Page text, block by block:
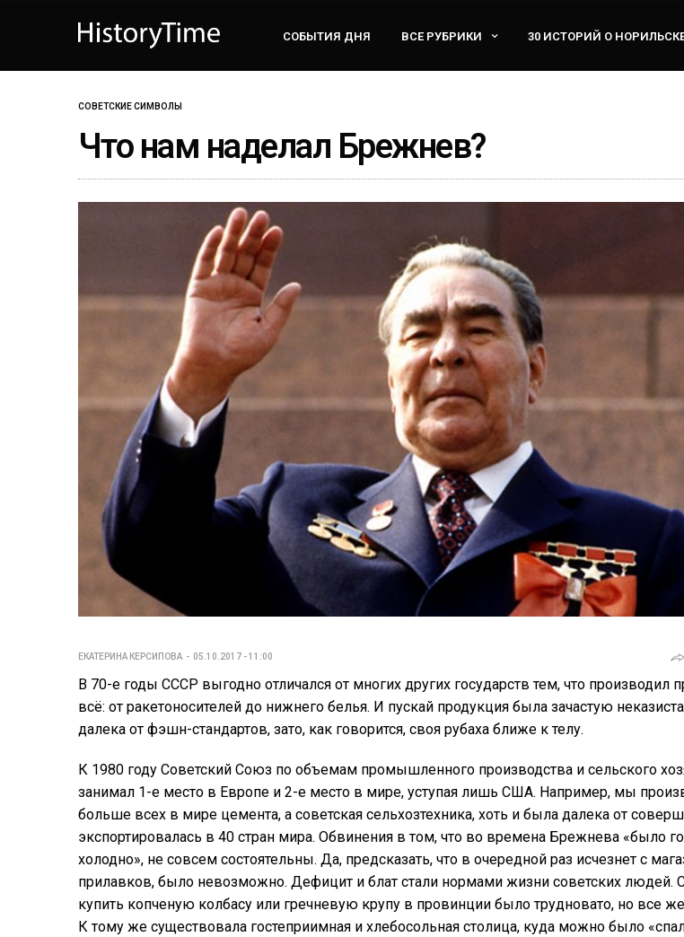
СОБЫТИЯ ДНЯ ВСЕ РУБРИКИ 30 ИСТОРИЙ О
СОВЕТСКИЕ СИМВОЛЫ
Что нам наделал Брежнев?
ЕКАТЕРИНА КЕРСИПОВА 05.10.2017 - 11:00
В 70-е годы СССР выгодно отличался от многих других государств тем, что производил
всё: от ракетоносителей до нижнего белья. И пускай продукция была зачастую
далека от фэшн-стандартов, зато, как говорится, своя рубаха ближе к телу.
К 1980 году Советский Союз по объемам промышленного производства и сельского
занимал 1-е место в Европе и 2-е место в мире, уступая лишь США. Например, мы
больше всех в мире цемента, а советская сельхозтехника, хоть и была далека от
экспортировалась в 40 стран мира. Обвинения в том, что во времена Брежнева «было
холодно», не совсем состоятельны. Да, предсказать, что в очередной раз исчезнет с
прилавков, было невозможно. Дефицит и блат стали нормами жизни советских людей.
купить копченую колбасу или гречневую крупу в провинции было трудновато, но все
К тому же существовала гостеприимная и хлебосольная столица, куда можно было